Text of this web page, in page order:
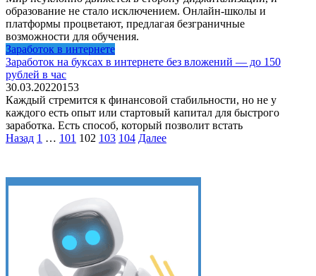
образование не стало исключением. Онлайн-школы и
платформы процветают, предлагая безграничные
возможности для обучения.
Заработок в интернете
Заработок на буксах в интернете без вложений — до 150
рублей в час
30.03.20220153
Каждый стремится к финансовой стабильности, но не у
каждого есть опыт или стартовый капитал для быстрого
заработка. Есть способ, который позволит встать
Пагинация
Назад 1 … 101 102 103 104 Далее